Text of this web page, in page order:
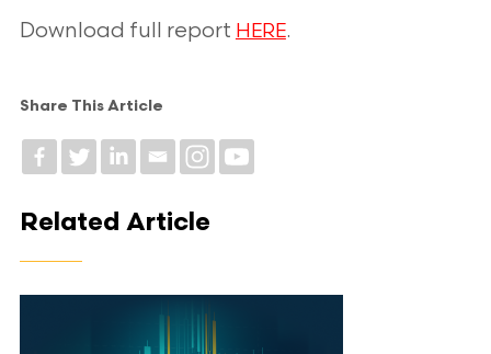
Download full report HERE.
Share This Article
Related Article